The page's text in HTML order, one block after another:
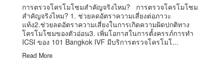
การตรวจโครโมโซมสำคัญจริงไหม? การตรวจโครโมโซม
สำคัญจริงไหม? 1. ช่วยลดอัตราความเสี่ยงต่อภาวะ
แท้ง2.ช่วยลดอัตราความเสี่ยงในการเกิดความผิดปกติทาง
โครโมโซมของตัวอ่อน3. เพิ่มโอกาสในการตั้งครรภ์การทำ
ICSI ของ 101 Bangkok IVF มีบริการตรวจโครโมโ...
Read More